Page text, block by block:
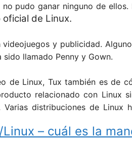
pudo ganar ninguno de
oficial de Linux.
videojuegos y publicidad.
sido llamado Penny y Gown.
de Linux, Tux también es de
relacionado con Linux
Varias distribuciones de
Linux – cuál es la